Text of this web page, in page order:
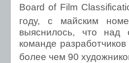
Board of Film
году, с майским
выяснилось, что над
команде
более чем 90